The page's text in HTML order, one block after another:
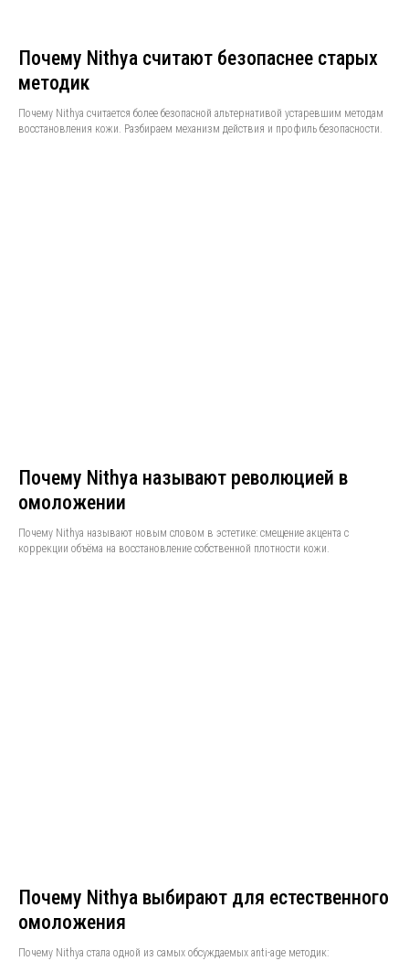
Почему Nithya считают безопаснее старых
методик
Почему Nithya считается более безопасной альтернативой устаревшим методам
восстановления кожи. Разбираем механизм действия и профиль безопасности.
Почему Nithya называют революцией в
омоложении
Почему Nithya называют новым словом в эстетике: смещение акцента с
коррекции объёма на восстановление собственной плотности кожи.
Почему Nithya выбирают для естественного
омоложения
Почему Nithya стала одной из самых обсуждаемых anti-age методик: